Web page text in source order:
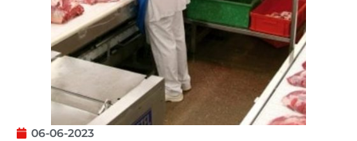
06-06-2023